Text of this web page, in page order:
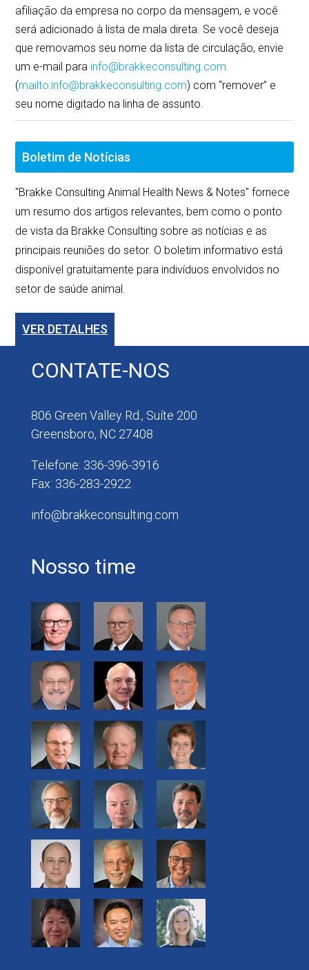
afiliação da empresa no corpo da mensagem, e você
será adicionado à lista de mala direta. Se você deseja
que removamos seu nome da lista de circulação, envie
um e-mail para info@brakkeconsulting.com
(mailto:info@brakkeconsulting.com) com “remover” e
seu nome digitado na linha de assunto.
Boletim de Notícias
"Brakke Consulting Animal Health News & Notes" fornece
um resumo dos artigos relevantes, bem como o ponto
de vista da Brakke Consulting sobre as notícias e as
principais reuniões do setor. O boletim informativo está
disponível gratuitamente para indivíduos envolvidos no
setor de saúde animal.
VER DETALHES
CONTATE-NOS
806 Green Valley Rd., Suíte 200
Greensboro, NC 27408
Telefone: 336-396-3916
Fax: 336-283-2922
info@brakkeconsulting.com
Nosso time